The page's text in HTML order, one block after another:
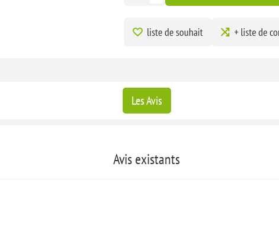
Existe en 2 formats : spray en
Conseils d'utilisation : Secouer
ingrédients. Pulvériser à 20cm de
CHIEN & CHATS: Pulvériser 2 à 3 fois
tiques. Pour une meilleure action
les attaques d'insectes.
Spray à gachette et bouteille en aluminium
liste de souhait + liste de
Les Avis
Avis existants